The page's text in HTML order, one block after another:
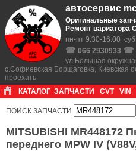
автосервис
Оригинальные
Ремонт вариатора
пн-пт 9:30-16:00
☎ 066 2930933 ☎
ул.Большая
с.Софиевская Борщаговка, Киевская
проехать
КАТАЛОГ ЗАПЧАСТИ CVT VIN
ПОИСК ЗАПЧАСТИ
MITSUBISHI MR448172
переднего MPW IV